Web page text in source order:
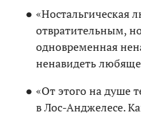
«Ностальгическая
отвратительным,
одновременная
ненавидеть
«От этого на душе
в Лос-Анджелесе.